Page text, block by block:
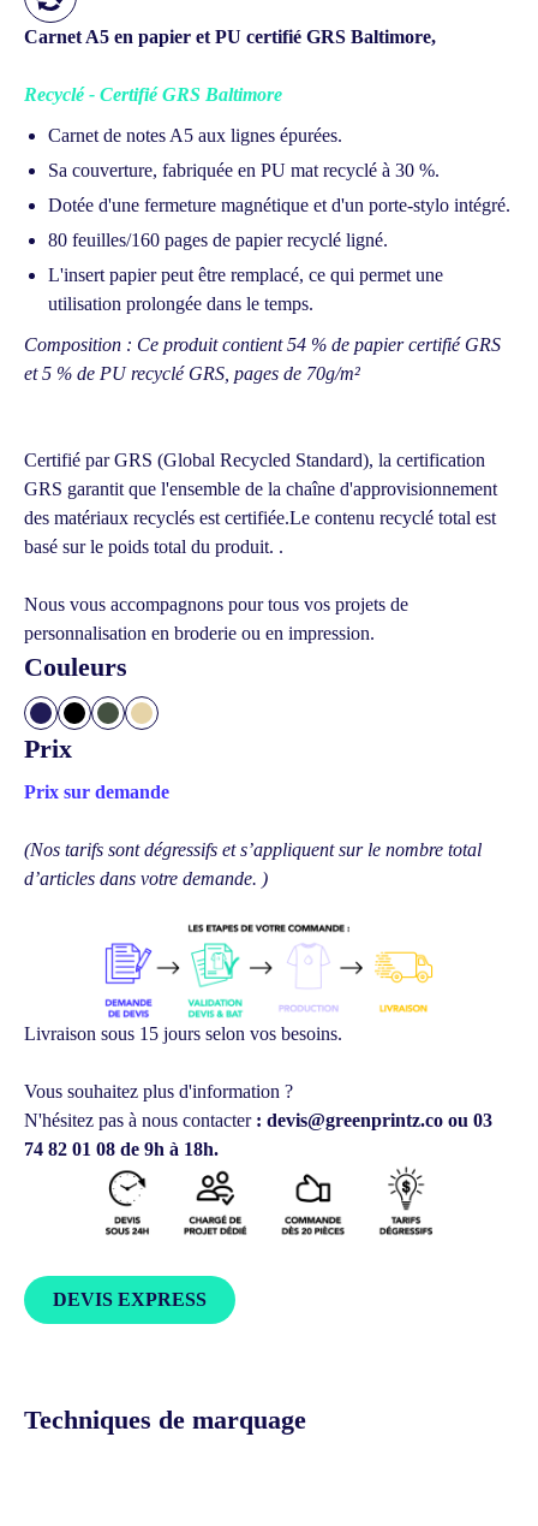
Carnet A5 en papier et PU certifié GRS Baltimore,
Recyclé - Certifié GRS Baltimore
Carnet de notes A5 aux lignes épurées.
Sa couverture, fabriquée en PU mat recyclé à 30 %.
Dotée d'une fermeture magnétique et d'un porte-stylo intégré.
80 feuilles/160 pages de papier recyclé ligné.
L'insert papier peut être remplacé, ce qui permet une
utilisation prolongée dans le temps.
Composition : Ce produit contient 54 % de papier certifié GRS
et 5 % de PU recyclé GRS, pages de 70g/m²
Certifié par GRS (Global Recycled Standard), la certification
GRS garantit que l'ensemble de la chaîne d'approvisionnement
des matériaux recyclés est certifiée.Le contenu recyclé total est
basé sur le poids total du produit. .
Nous vous accompagnons pour tous vos projets de
personnalisation en broderie ou en impression.
Couleurs
Prix
Prix sur demande
(Nos tarifs sont dégressifs et s’appliquent sur le nombre total
d’articles dans votre demande. )
Livraison sous 15 jours selon vos besoins.
Vous souhaitez plus d'information ?
N'hésitez pas à nous contacter: devis@greenprintz.co ou 03
74 82 01 08 de 9h à 18h.
DEVIS EXPRESS
Techniques de marquage